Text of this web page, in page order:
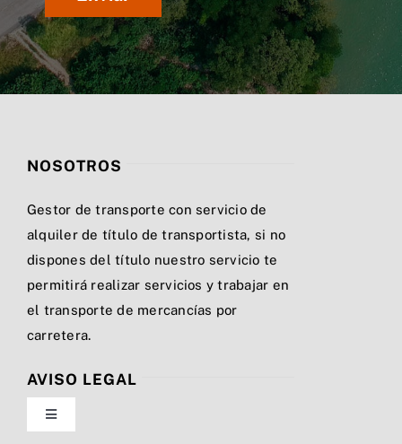
NOSOTROS
Gestor de transporte con servicio de
alquiler de título de transportista, si no
dispones del título nuestro servicio te
permitirá realizar servicios y trabajar en
el transporte de mercancías por
carretera.
AVISO LEGAL
Toggle
Navigation